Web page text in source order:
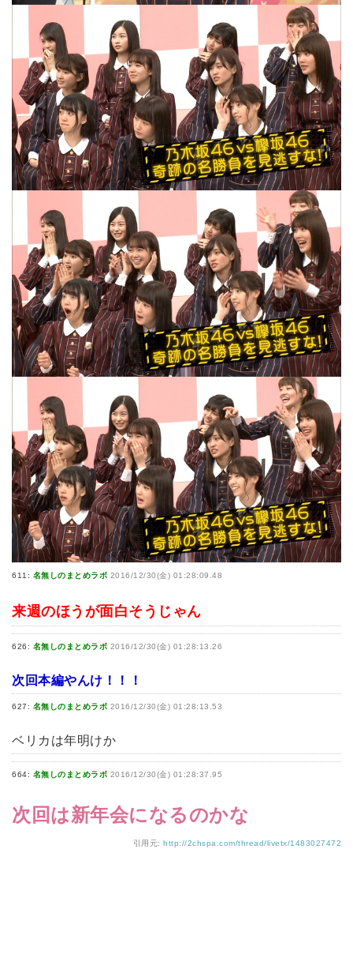
611: 名無しのまとめラボ 2016/12/30(金) 01:28:09.48
来週のほうが面白そうじゃん
626: 名無しのまとめラボ 2016/12/30(金) 01:28:13.26
次回本編やんけ！！！
627: 名無しのまとめラボ 2016/12/30(金) 01:28:13.53
ベリカは年明けか
664: 名無しのまとめラボ 2016/12/30(金) 01:28:37.95
次回は新年会になるのかな
引用元: http://2chspa.com/thread/livetx/1483027472